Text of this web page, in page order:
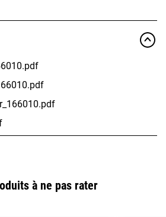
à ne pas rater